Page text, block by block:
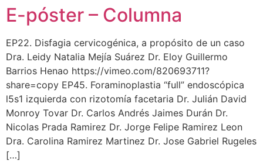
E-póster – Columna
EP22. Disfagia cervicogénica, a propósito de un caso
Dra. Leidy Natalia Mejía Suárez Dr. Eloy Guillermo
Barrios Henao https://vimeo.com/820693711?
share=copy EP45. Foraminoplastia “full” endoscópica
l5s1 izquierda con rizotomía facetaria Dr. Julián David
Monroy Tovar Dr. Carlos Andrés Jaimes Durán Dr.
Nicolas Prada Ramirez Dr. Jorge Felipe Ramirez Leon
Dra. Carolina Ramirez Martinez Dr. Jose Gabriel Rugeles
[…]